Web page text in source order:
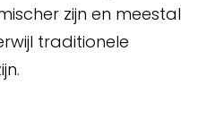
zijn en meestal
traditionele